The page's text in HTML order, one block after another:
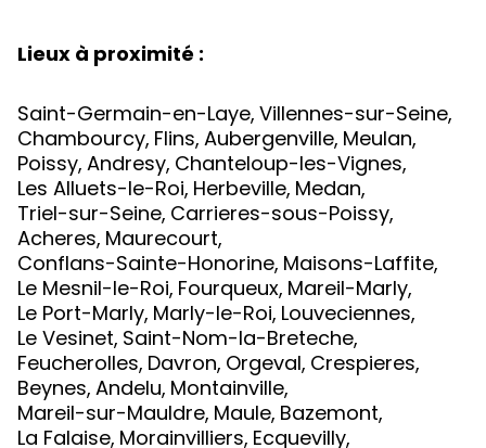
Lieux à proximité :
Saint-Germain-en-Laye, Villennes-sur-Seine,
Chambourcy, Flins, Aubergenville, Meulan,
Poissy, Andresy, Chanteloup-les-Vignes,
Les Alluets-le-Roi, Herbeville, Medan,
Triel-sur-Seine, Carrieres-sous-Poissy,
Acheres, Maurecourt,
Conflans-Sainte-Honorine, Maisons-Laffite,
Le Mesnil-le-Roi, Fourqueux, Mareil-Marly,
Le Port-Marly, Marly-le-Roi, Louveciennes,
Le Vesinet, Saint-Nom-la-Breteche,
Feucherolles, Davron, Orgeval, Crespieres,
Beynes, Andelu, Montainville,
Mareil-sur-Mauldre, Maule, Bazemont,
La Falaise, Morainvilliers, Ecquevilly,